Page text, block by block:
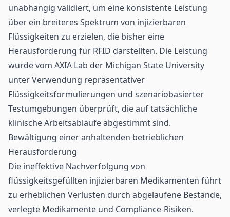
unabhängig validiert, um eine konsistente Leistung
über ein breiteres Spektrum von injizierbaren
Flüssigkeiten zu erzielen, die bisher eine
Herausforderung für RFID darstellten. Die Leistung
wurde vom AXIA Lab der Michigan State University
unter Verwendung repräsentativer
Flüssigkeitsformulierungen und szenariobasierter
Testumgebungen überprüft, die auf tatsächliche
klinische Arbeitsabläufe abgestimmt sind.
Bewältigung einer anhaltenden betrieblichen
Herausforderung
Die ineffektive Nachverfolgung von
flüssigkeitsgefüllten injizierbaren Medikamenten führt
zu erheblichen Verlusten durch abgelaufene Bestände,
verlegte Medikamente und Compliance-Risiken.